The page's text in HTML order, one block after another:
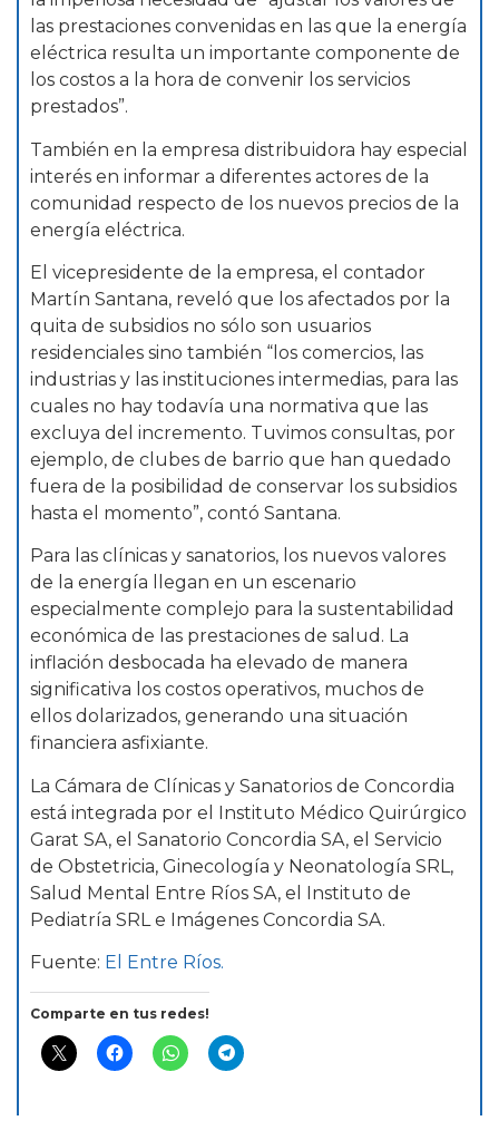
las prestaciones convenidas en las que la energía
eléctrica resulta un importante componente de
los costos a la hora de convenir los servicios
prestados”.
También en la empresa distribuidora hay especial
interés en informar a diferentes actores de la
comunidad respecto de los nuevos precios de la
energía eléctrica.
El vicepresidente de la empresa, el contador
Martín Santana, reveló que los afectados por la
quita de subsidios no sólo son usuarios
residenciales sino también “los comercios, las
industrias y las instituciones intermedias, para las
cuales no hay todavía una normativa que las
excluya del incremento. Tuvimos consultas, por
ejemplo, de clubes de barrio que han quedado
fuera de la posibilidad de conservar los subsidios
hasta el momento”, contó Santana.
Para las clínicas y sanatorios, los nuevos valores
de la energía llegan en un escenario
especialmente complejo para la sustentabilidad
económica de las prestaciones de salud. La
inflación desbocada ha elevado de manera
significativa los costos operativos, muchos de
ellos dolarizados, generando una situación
financiera asfixiante.
La Cámara de Clínicas y Sanatorios de Concordia
está integrada por el Instituto Médico Quirúrgico
Garat SA, el Sanatorio Concordia SA, el Servicio
de Obstetricia, Ginecología y Neonatología SRL,
Salud Mental Entre Ríos SA, el Instituto de
Pediatría SRL e Imágenes Concordia SA.
Fuente: El Entre Ríos.
Comparte en tus redes!